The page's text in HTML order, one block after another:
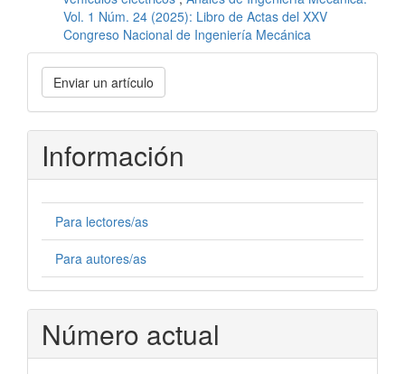
Vol. 1 Núm. 24 (2025): Libro de Actas del XXV
Congreso Nacional de Ingeniería Mecánica
Enviar
un
artículo
Enviar un artículo
Información
Para lectores/as
Para autores/as
Número actual